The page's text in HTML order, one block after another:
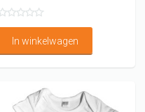
In winkelwagen